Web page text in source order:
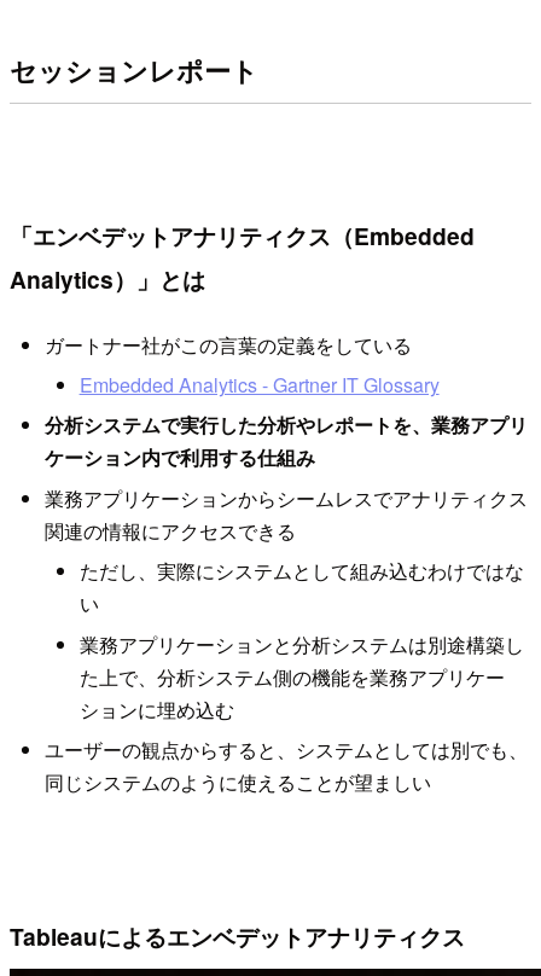
セッションレポート
「エンベデットアナリティクス（Embedded
Analytics）」とは
ガートナー社がこの言葉の定義をしている
Embedded Analytics - Gartner IT Glossary
分析システムで実行した分析やレポートを、業務アプリ
ケーション内で利用する仕組み
業務アプリケーションからシームレスでアナリティクス
関連の情報にアクセスできる
ただし、実際にシステムとして組み込むわけではな
い
業務アプリケーションと分析システムは別途構築し
た上で、分析システム側の機能を業務アプリケー
ションに埋め込む
ユーザーの観点からすると、システムとしては別でも、
同じシステムのように使えることが望ましい
Tableauによるエンベデットアナリティクス